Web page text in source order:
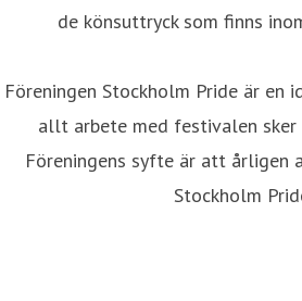
de könsuttryck som finns
Föreningen Stockholm Pride är en
allt arbete med festivalen sker
Föreningens syfte är att årligen
Stockholm